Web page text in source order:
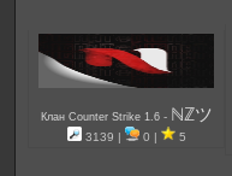
Клан Counter Strike 1.6 - ℕℤツ
3139 | 0 | 5